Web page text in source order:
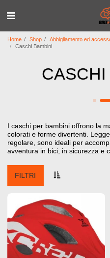
Home Shop Abbigliamento ed
Caschi Bambini
CASCHI
I caschi per bambini offrono la
colorati e forme divertenti.
regolare, sono ideali per
avventura in bici, in sicurezza e
FILTRI